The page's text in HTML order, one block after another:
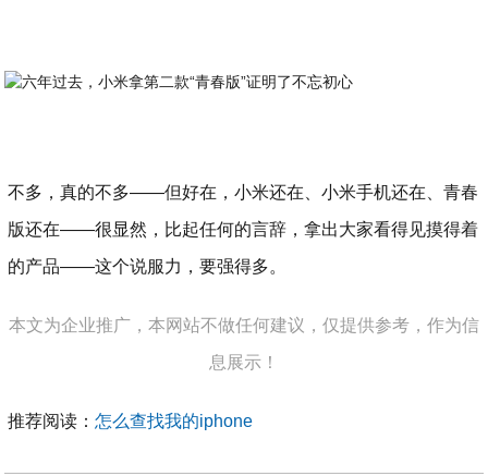
不多，真的不多——但好在，小米还在、小米手机还在、青春
版还在——很显然，比起任何的言辞，拿出大家看得见摸得着
的产品——这个说服力，要强得多。
本文为企业推广，本网站不做任何建议，仅提供参考，作为信
息展示！
推荐阅读：怎么查找我的iphone